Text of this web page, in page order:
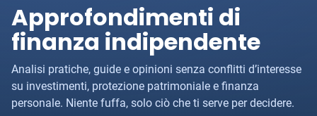
Approfondimenti di
finanza indipendente
Analisi pratiche, guide e opinioni senza conflitti d’interesse
su investimenti, protezione patrimoniale e finanza
personale. Niente fuffa, solo ciò che ti serve per decidere.